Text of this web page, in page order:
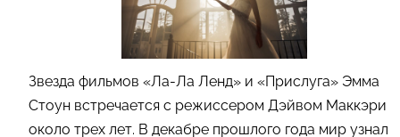
Звезда фильмов «Ла-Ла Ленд» и «Прислуга» Эмма
Стоун встречается с режиссером Дэйвом Маккэри
около трех лет. В декабре прошлого года мир узнал